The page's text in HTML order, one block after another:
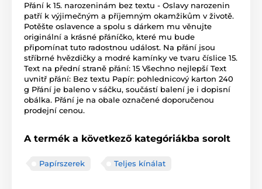
Přání k 15. narozeninám bez textu - Oslavy narozenin
patří k výjimečným a příjemným okamžikům v životě.
Potěšte oslavence a spolu s dárkem mu věnujte
originální a krásné přáníčko, které mu bude
připomínat tuto radostnou událost. Na přání jsou
stříbrné hvězdičky a modré kamínky ve tvaru číslice 15.
Text na přední straně přání: 15 Všechno nejlepší Text
uvnitř přání: Bez textu Papír: pohlednicový karton 240
g Přání je baleno v sáčku, součástí balení je i dopisní
obálka. Přání je na obale označené doporučenou
prodejní cenou.
A termék a következő kategóriákba sorolt
Papírszerek Teljes kínálat